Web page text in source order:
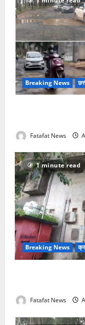
Breaking News
Fatafat News
1 minute read
Breaking News
Fatafat News